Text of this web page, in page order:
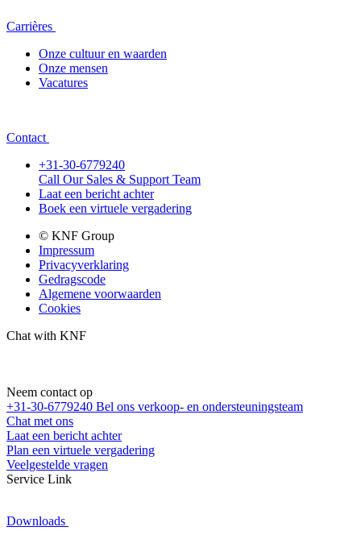
Carrières
Onze cultuur en waarden
Onze mensen
Vacatures
Contact
+31-30-6779240
Call Our Sales & Support Team
Laat een bericht achter
Boek een virtuele vergadering
© KNF Group
Impressum
Privacyverklaring
Gedragscode
Algemene voorwaarden
Cookies
Chat with KNF
Neem contact op
+31-30-6779240 Bel ons verkoop- en ondersteuningsteam
Chat met ons
Laat een bericht achter
Plan een virtuele vergadering
Veelgestelde vragen
Service Link
Downloads